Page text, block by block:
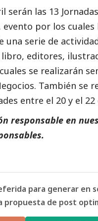
serán las 13
por los
una serie de
libro, editores,
se realizarán
También se
entre el 20 y el
responsable en
para generar en
propuesta de post